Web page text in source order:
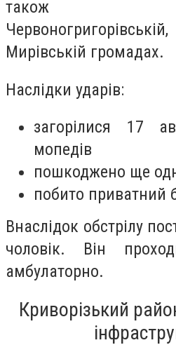
також
Мирівській громадах.
Наслідки ударів:
загорілися 17
мопедів
пошкоджено ще
побито приватний
Внаслідок обстрілу
чоловік. Він
амбулаторно.
Криворізький